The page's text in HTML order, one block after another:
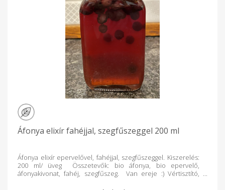
Áfonya elixír fahéjjal, szegfűszeggel 200 ml
Áfonya elixír epervelővel, fahéjjal, szegfűszeggel. Kiszerelés:
200 ml/ üveg Összetevők: bio áfonya, bio epervelő,
áfonyakivonat, fahéj, szegfűszeg. Van ereje :) Vértisztító,